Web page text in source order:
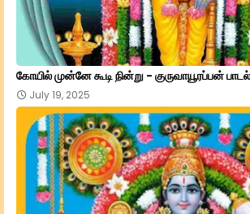
கோயில் முன்னே கூடி நின்று - குருவாயூரப்பன் பாடல்
July 19, 2025